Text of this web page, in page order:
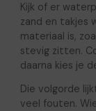
Kijk of er
zand en takjes
materiaal is,
stevig zitten.
daarna kies je
Die volgorde
veel fouten.